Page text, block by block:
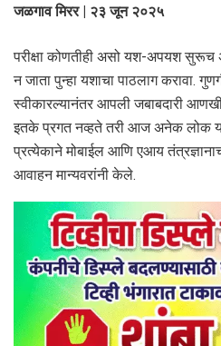
जळगाव मिरर | २३ जून २०२५
परीक्षा कोणतीही असो यश-अपयश
न जाता पुन्हा यशाचा पाठलाग करावा.
स्वीकारल्यानंतर आपली जबाबदारी आणखी
इतके प्रगत नव्हते तरी आज अनेक लोक
प्रत्येकाने मोबाईल आणि एआय
आवाहन मान्यवरांनी केले.